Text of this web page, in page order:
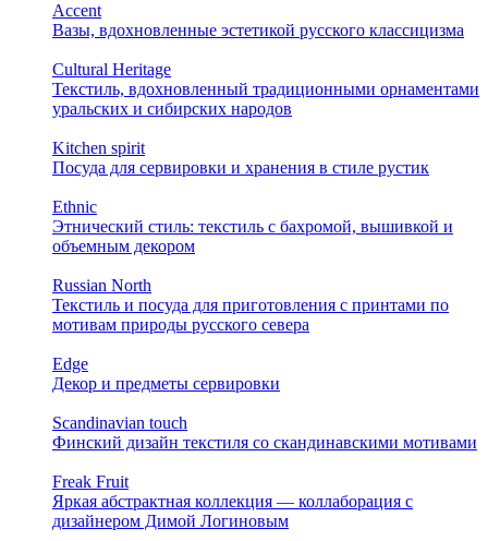
Accent
Вазы, вдохновленные эстетикой русского классицизма
Cultural Heritage
Текстиль, вдохновленный традиционными орнаментами
уральских и сибирских народов
Kitchen spirit
Посуда для сервировки и хранения в стиле рустик
Ethnic
Этнический стиль: текстиль с бахромой, вышивкой и
объемным декором
Russian North
Текстиль и посуда для приготовления с принтами по
мотивам природы русского севера
Edge
Декор и предметы сервировки
Scandinavian touch
Финский дизайн текстиля со скандинавскими мотивами
Freak Fruit
Яркая абстрактная коллекция — коллаборация с
дизайнером Димой Логиновым